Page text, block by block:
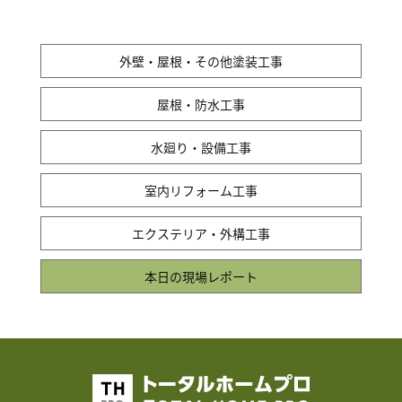
外壁・屋根・その他塗装工事
屋根・防水工事
水廻り・設備工事
室内リフォーム工事
エクステリア・外構工事
本日の現場レポート